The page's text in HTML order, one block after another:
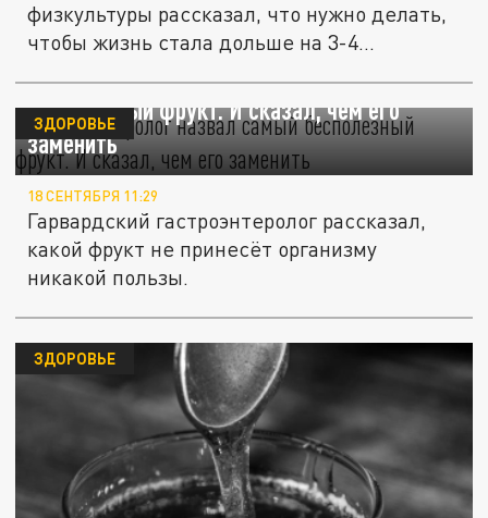
физкультуры рассказал, что нужно делать,
чтобы жизнь стала дольше на 3-4...
Гастроэнтеролог назвал самый
бесполезный фрукт. И сказал, чем его
заменить
ЗДОРОВЬЕ
18 СЕНТЯБРЯ 11:29
Гарвардский гастроэнтеролог рассказал,
какой фрукт не принесёт организму
никакой пользы.
ЗДОРОВЬЕ